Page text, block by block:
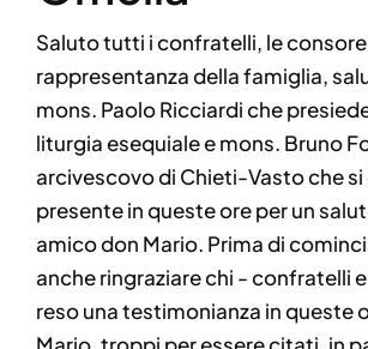
Saluto tutti i confratelli, le
rappresentanza della famiglia,
mons. Paolo Ricciardi che
liturgia esequiale e mons. Bruno
arcivescovo di Chieti-Vasto che si
presente in queste ore per un
amico don Mario. Prima di
anche ringraziare chi - confratelli
reso una testimonianza in queste